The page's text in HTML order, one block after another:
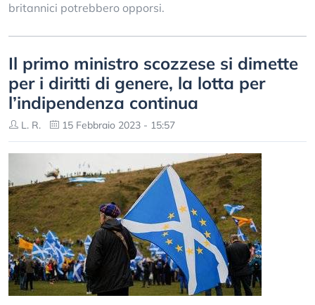
britannici potrebbero opporsi.
Il primo ministro scozzese si dimette
per i diritti di genere, la lotta per
l’indipendenza continua
L. R. 15 Febbraio 2023 - 15:57